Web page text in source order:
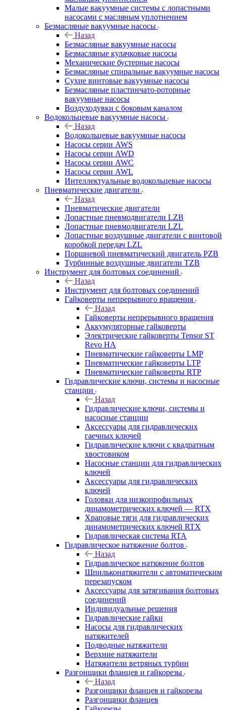
Малые вакуумные системы с лопастными
насосами с масляным уплотнением
Безмасляные вакуумные насосы
Назад
Безмасляные вакуумные насосы
Безмасляные кулачковые насосы
Механические бустерные насосы
Безмасляные спиральные вакуумные насосы
Сухие винтовые вакуумные насосы
Безмасляные пластинчато-роторные
вакуумные насосы
Воздуходувки с боковым каналом
Водокольцевые вакуумные насосы
Назад
Водокольцевые вакуумные насосы
Насосы серии AWS
Насосы серии AWD
Насосы серии AWC
Насосы серии AWL
Интеллектуальные водокольцевые насосы
Пневматические двигатели
Назад
Пневматические двигатели
Лопастные пневмодвигатели LZB
Лопастные пневмодвигатели LZL
Лопастные воздушные двигатели с винтовой
коробкой передач LZL
Поршневой пневматический двигатель PZB
Турбинные воздушные двигатели TZB
Инструмент для болтовых соединений
Назад
Инструмент для болтовых соединений
Гайковерты непрерывного вращения
Назад
Гайковерты непрерывного вращения
Аккумуляторные гайковерты
Электрические гайковерты Tensor ST
Revo HA
Пневматические гайковерты LMP
Пневматические гайковерты LTP
Пневматические гайковерты RTP
Гидравлические ключи, системы и насосные
станции
Назад
Гидравлические ключи, системы и
насосные станции
Аксессуары для гидравлических
гаечных ключей
Гидравлические ключи с квадратным
хвостовиком
Насосные станции для гидравлических
ключей
Аксессуары для гидравлических
ключей
Головки для низкопрофильных
динамометрических ключей — RTX
Храповые тяги для гидравлических
динамометрических ключей RTX
Гидравлическая система RTA
Гидравлическое натяжение болтов
Назад
Гидравлическое натяжение болтов
Шпильконатяжители с автоматическим
перезапуском
Аксессуары для затягивания болтовых
соединений
Индивидуальные решения
Гидравлические гайки
Насосы для гидравлических
натяжителей
Подводные натяжители
Верхние натяжители
Натяжители ветряных турбин
Разгонщики фланцев и гайкорезы
Назад
Разгонщики фланцев и гайкорезы
Разгонщики фланцев